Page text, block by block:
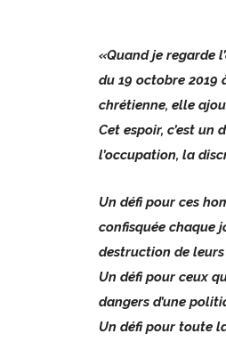
«Quand je regarde
du 19 octobre 2019
chrétienne, elle
Cet espoir, c’est un
l’occupation, la
Un défi pour ces
confisquée chaque
destruction de
Un défi pour ceux
dangers d’une
Un défi pour toute